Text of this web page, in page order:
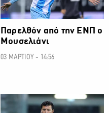
Παρελθόν από την ΕΝΠ ο
Μουσελιάνι
03 ΜΑΡΤΙΟΥ - 14:56
ΠΡΩΤΑΘΛΗΜΑ CYTA